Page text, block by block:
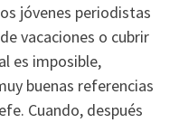
jóvenes periodistas
vacaciones o cubrir
es imposible,
buenas referencias
Cuando, después